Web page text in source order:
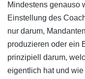
Mindestens genauso
Einstellung des
nur darum,
produzieren oder ein
prinzipiell darum,
eigentlich hat und